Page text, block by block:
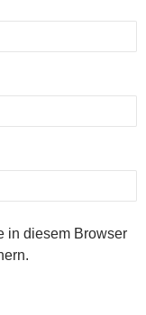
in diesem Browser